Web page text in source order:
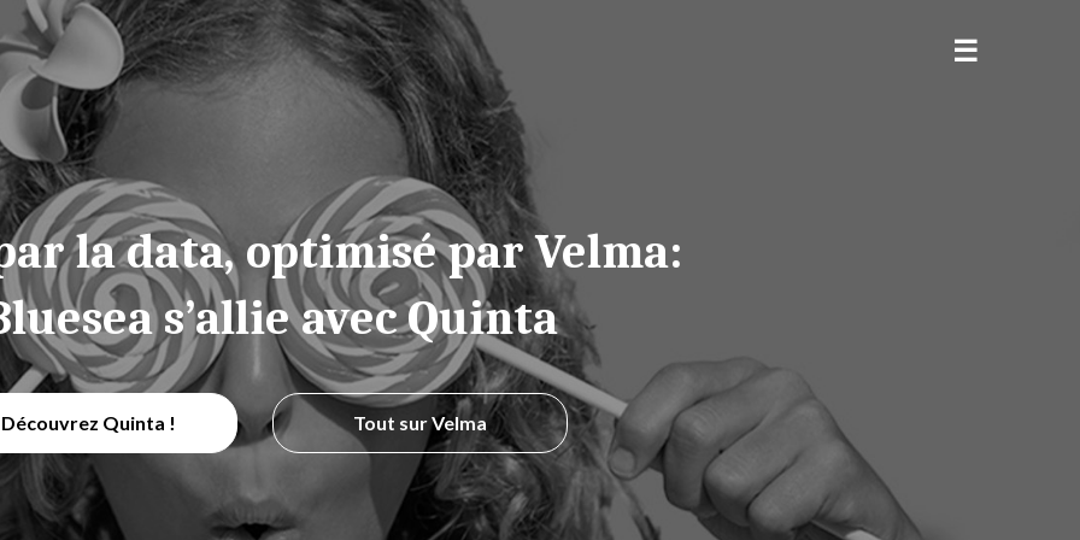
la data, optimisé par Velma:
s’allie avec Quinta
Découvrez Quinta ! Tout sur Velma